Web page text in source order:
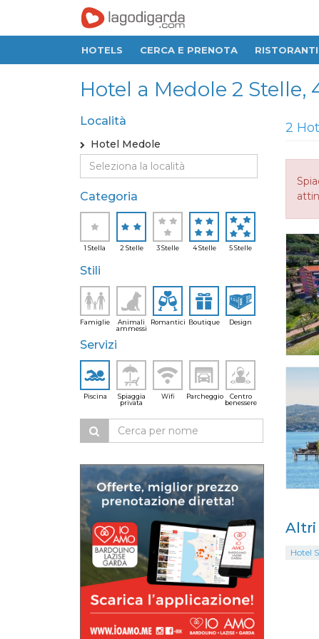
HOTELS CERCA E PRENOTA RISTORANTI
Hotel a Medole 2 Stelle,
Località
Hotel Medole
Categoria
1 Stella 2 Stelle 3 Stelle 4 Stelle 5 Stelle
Stili
Famiglie
Animali
ammessi
Romantici Boutique Design
Servizi
Piscina
Spiaggia
privata
Wifi Parcheggio
Centro
benessere
2
Altri
Hotel